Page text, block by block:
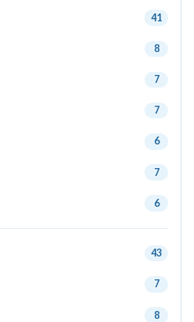
41
8
7
7
6
7
6
43
7
8